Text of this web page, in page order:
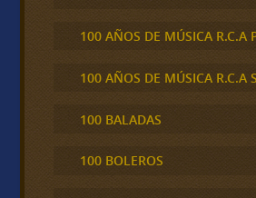
100 AÑOS DE MÚSICA R.C.A
100 AÑOS DE MÚSICA R.C.A
100 BALADAS
100 BOLEROS